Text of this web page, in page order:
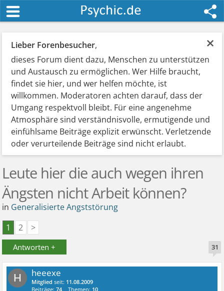
×
Lieber Forenbesucher,
dieses Forum dient dazu, Menschen zu unterstützen
und Austausch zu ermöglichen. Wer Hilfe braucht,
findet sie hier, und wer helfen möchte, ist
willkommen. Moderatoren achten darauf, dass der
Umgang respektvoll bleibt. Für eine angenehme
Atmosphäre sind verständnisvolle, ermutigende und
einfühlsame Beiträge explizit erwünscht. Verletzende
oder verurteilende Beiträge sind nicht erlaubt.
Leute hier die auch wegen ihren
Ängsten nicht Arbeit können?
in Generalisierte Angststörung
1
2 >
Antworten + 31
H heeexe
Mitglied seit: 11.08.2009
Beiträge:74 Themen: 10